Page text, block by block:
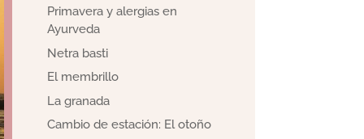
Primavera y alergias en
Ayurveda
Netra basti
El membrillo
La granada
Cambio de estación: El otoño